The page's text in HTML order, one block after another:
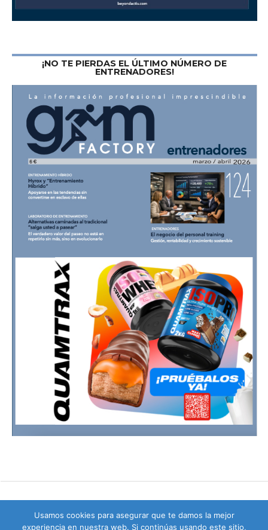
¡NO TE PIERDAS EL ÚLTIMO NÚMERO DE
ENTRENADORES!
Usamos cookies para asegurar que te damos la mejor
experiencia en nuestra web. Si continúas usando este sitio,